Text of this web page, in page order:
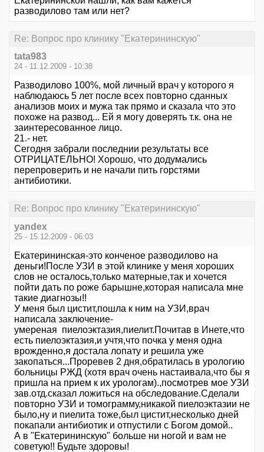
разводилово там или нет?
Re: Вопрос про клинику "Екатерининскую"
tata983
24 - 11.12.2009 - 10:38
Разводилово 100%, мой личный врач у которого я
наблюдаюсь 5 лет после всех повторно сданных
анализов моих и мужа так прямо и сказала что это
похоже на развод... Ей я могу доверять т.к. она не
заинтересованное лицо.
21.- нет.
Сегодня забрали последнии результаты все
ОТРИЦАТЕЛЬНО! Хорошо, что додумались
перепроверить и не начали пить горстями
антибиотики.
Re: Вопрос про клинику "Екатерининскую"
yandex
25 - 15.12.2009 - 06:03
Екатерининская-это конченое разводилово на
деньги!После УЗИ в этой клинике у меня хороших
слов не осталось,только матерные,так и хочется
пойти дать по роже барышне,которая написала мне
такие диагнозы!!
У меня был цистит,пошла к ним на УЗИ,врач
написала заключение-
умереная пиелоэктазия,пиелит.Почитав в Инете,что
есть пиелоэктазия,и учтя,что почка у меня одна
врожденно,я достала лопату и решила уже
закопаться...Проревев 2 дня,обратилась в урологию
больницы РЖД (хотя врач очень настаивала,что бы я
пришла на прием к их урологам).,посмотрев мое УЗИ
зав.отд.сказал ложиться на обследование.Сделали
повторно УЗИ и томограмму,никакой пиелоэктазии не
было,ну и пиелита тоже,был цистит,несколько дней
покапали антибиотик и отпустили с Богом домой..
А в "Екатерининскую" больше ни ногой и вам не
советую!! Будьте здоровы!